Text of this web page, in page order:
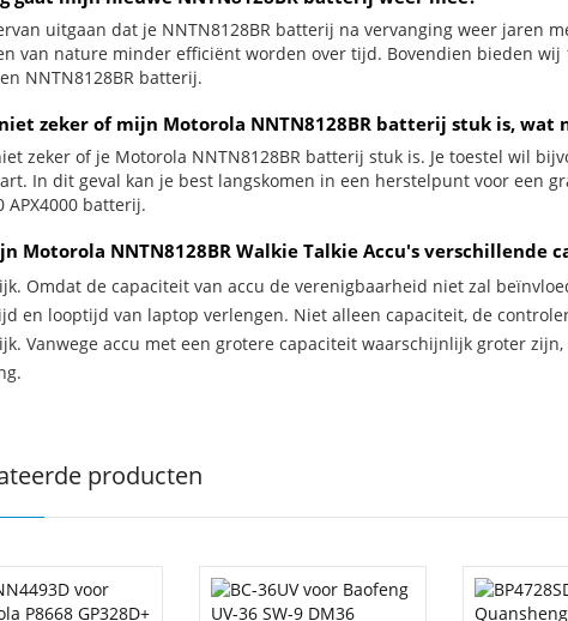
uitgaan dat je NNTN8128BR batterij na vervanging weer jaren
van nature minder efficiënt worden over tijd. Bovendien bieden wij
NNTN8128BR batterij.
zeker of mijn Motorola NNTN8128BR batterij stuk is, wat
zeker of je Motorola NNTN8128BR batterij stuk is. Je toestel wil
In dit geval kan je best langskomen in een herstelpunt voor een
APX4000 batterij.
Motorola NNTN8128BR Walkie Talkie Accu's verschillende
Omdat de capaciteit van accu de verenigbaarheid niet zal
en looptijd van laptop verlengen. Niet alleen capaciteit, de
Vanwege accu met een grotere capaciteit waarschijnlijk groter
producten